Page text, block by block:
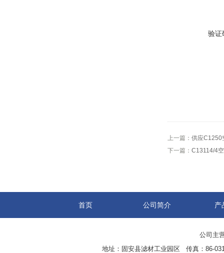
验证
上一篇： 供应C1250
下一篇： C13114/4
首页 公司简介 产
公司主
地址：固安县滤材工业园区 传真：86-